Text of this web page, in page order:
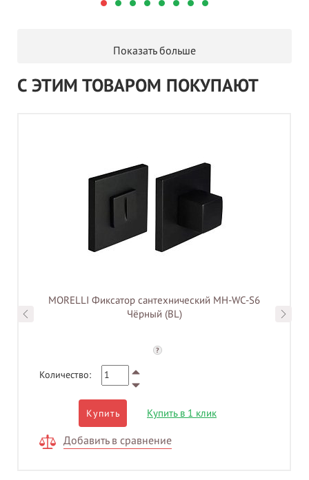
Показать больше
С ЭТИМ ТОВАРОМ ПОКУПАЮТ
MORELLI Фиксатор сантехнический MH-WC-S6
Чёрный (BL)
?
Количество:
Купить Купить в 1 клик
Добавить в сравнение